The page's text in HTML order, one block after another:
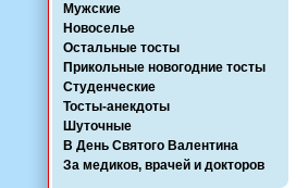
Мужские
Новоселье
Остальные тосты
Прикольные новогодние тосты
Студенческие
Тосты-анекдоты
Шуточные
В День Святого Валентина
За медиков, врачей и докторов